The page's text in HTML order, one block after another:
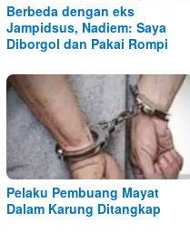
Berbeda dengan eks
Jampidsus, Nadiem: Saya
Diborgol dan Pakai Rompi
Pelaku Pembuang Mayat
Dalam Karung Ditangkap